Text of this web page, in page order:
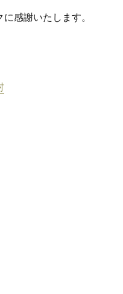
感謝いたします。